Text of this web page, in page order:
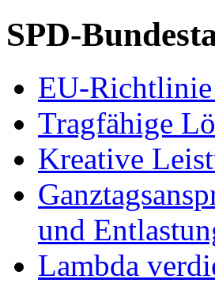
SPD-
EU-Richtlinie
Tragfähige
Kreative
und
Lambda